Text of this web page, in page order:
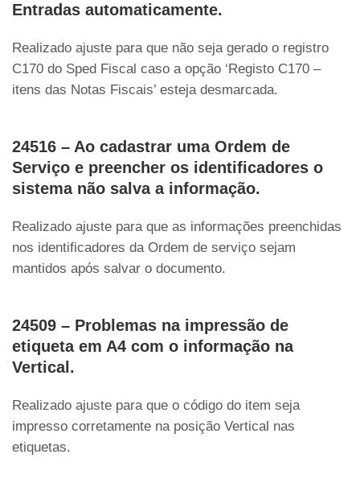
Entradas automaticamente.
Realizado ajuste para que não seja gerado o registro
C170 do Sped Fiscal caso a opção ‘Registo C170 –
itens das Notas Fiscais’ esteja desmarcada.
24516 – Ao cadastrar uma Ordem de
Serviço e preencher os identificadores o
sistema não salva a informação.
Realizado ajuste para que as informações preenchidas
nos identificadores da Ordem de serviço sejam
mantidos após salvar o documento.
24509 – Problemas na impressão de
etiqueta em A4 com o informação na
Vertical.
Realizado ajuste para que o código do item seja
impresso corretamente na posição Vertical nas
etiquetas.